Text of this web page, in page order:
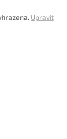
Upravit